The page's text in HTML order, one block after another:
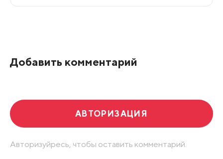
Добавить комментарий
АВТОРИЗАЦИЯ
Авторизуйресь, чтобы оставить комментарий.